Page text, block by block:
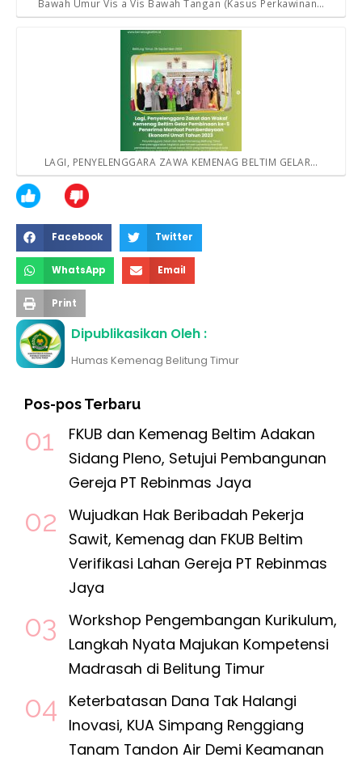
Bawah Umur Vis a Vis Bawah Tangan (Kasus Perkawinan…
LAGI, PENYELENGGARA ZAWA KEMENAG BELTIM GELAR…
Facebook Twitter
WhatsApp Email
Print
Dipublikasikan Oleh :
Humas Kemenag Belitung Timur
Pos-pos Terbaru
FKUB dan Kemenag Beltim Adakan
Sidang Pleno, Setujui Pembangunan
Gereja PT Rebinmas Jaya
Wujudkan Hak Beribadah Pekerja
Sawit, Kemenag dan FKUB Beltim
Verifikasi Lahan Gereja PT Rebinmas
Jaya
Workshop Pengembangan Kurikulum,
Langkah Nyata Majukan Kompetensi
Madrasah di Belitung Timur
Keterbatasan Dana Tak Halangi
Inovasi, KUA Simpang Renggiang
Tanam Tandon Air Demi Keamanan